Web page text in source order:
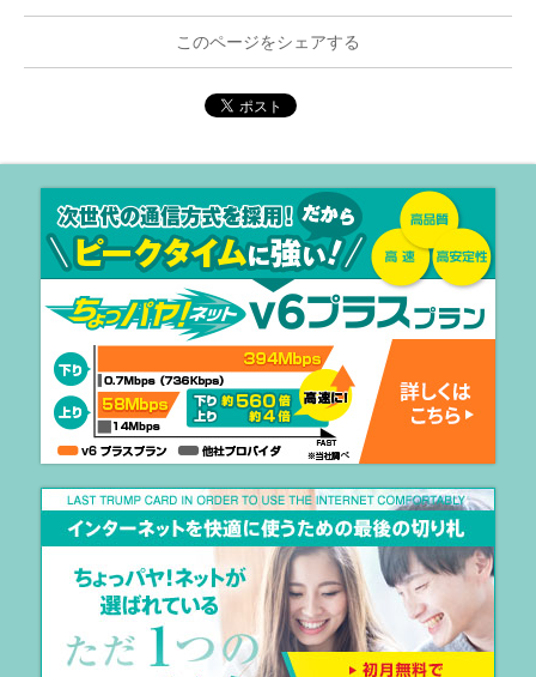
このページをシェアする